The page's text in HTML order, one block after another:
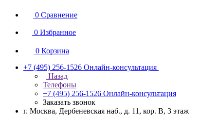
0 Сравнение
0 Избранное
0 Корзина
+7 (495) 256-1526 Онлайн-консультация
Назад
Телефоны
+7 (495) 256-1526 Онлайн-консультация
Заказать звонок
г. Москва, Дербеневская наб., д. 11, кор. В, 3 этаж